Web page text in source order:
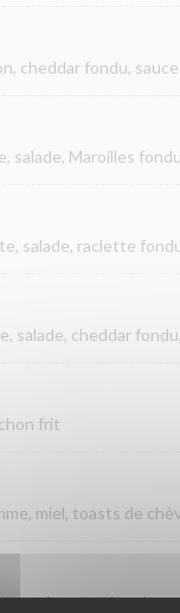
cheddar fondu,
salade, Maroilles
salade, raclette
salade, cheddar
frit
miel, toasts de
fromage à